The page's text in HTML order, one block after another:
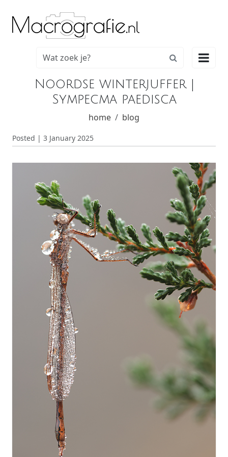

Noordse winterjuffer |
Sympecma paedisca
home blog
Posted | 3 January 2025